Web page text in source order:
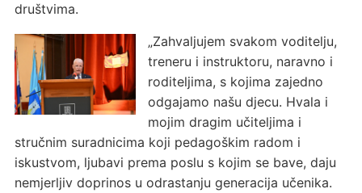
društvima.
„Zahvaljujem svakom voditelju,
treneru i instruktoru, naravno i
roditeljima, s kojima zajedno
odgajamo našu djecu. Hvala i
mojim dragim učiteljima i
stručnim suradnicima koji pedagoškim radom i
iskustvom, ljubavi prema poslu s kojim se bave, daju
nemjerljiv doprinos u odrastanju generacija učenika.